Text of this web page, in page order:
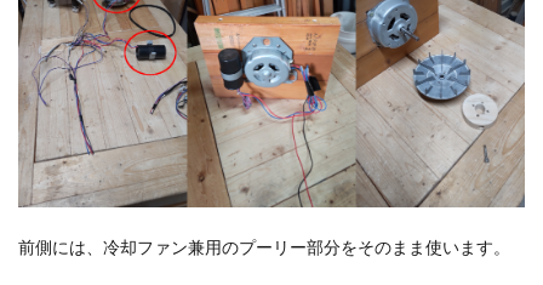
前側には、冷却ファン兼用のプーリー部分をそのまま使います。